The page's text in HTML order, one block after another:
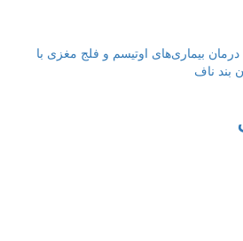
درمان بیماری‌های اوتیسم و فلج مغزی با
بند ناف